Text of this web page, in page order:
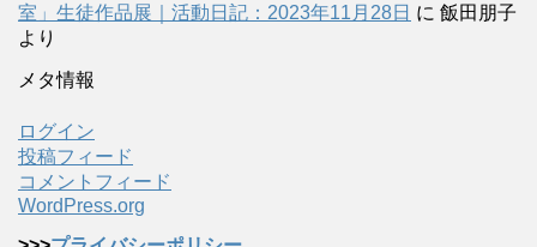
室」生徒作品展｜活動日記：2023年11月28日 に 飯田朋子
より
メタ情報
ログイン
投稿フィード
コメントフィード
WordPress.org